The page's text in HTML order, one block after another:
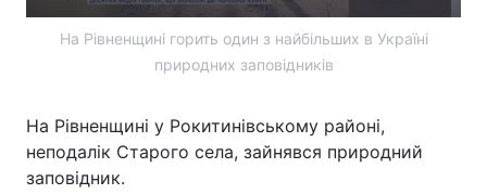
Зброя Інциденти
Цікавинки Погода
Екологія
На Рівненщині горить один з найбільших в Україні
природних заповідників
На Рівненщині у Рокитинівському районі,
неподалік Старого села, зайнявся природний
заповідник.